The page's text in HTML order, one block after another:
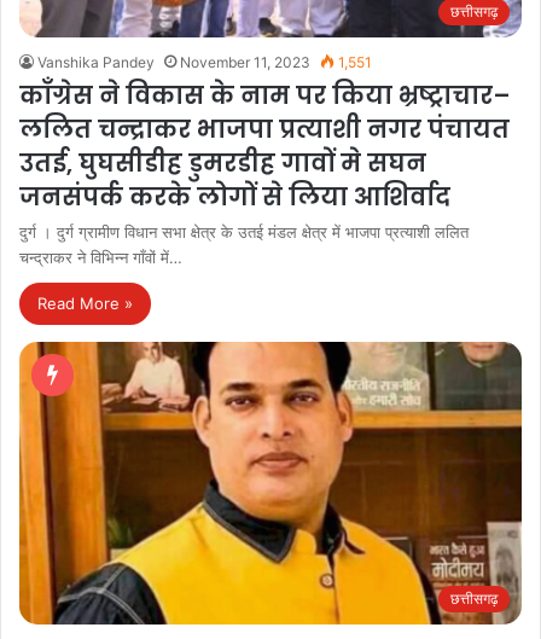
छत्तीसगढ़
Vanshika Pandey November 11, 2023 1,551
काँग्रेस ने विकास के नाम पर किया भ्रष्ट्राचार–
ललित चन्द्राकर भाजपा प्रत्याशी नगर पंचायत
उतई, घुघसीडीह डुमरडीह गावों मे सघन
जनसंपर्क करके लोगों से लिया आशिर्वाद
दुर्ग । दुर्ग ग्रामीण विधान सभा क्षेत्र के उतई मंडल क्षेत्र में भाजपा प्रत्याशी ललित
चन्द्राकर ने विभिन्न गाँवों में…
Read More »
छत्तीसगढ़